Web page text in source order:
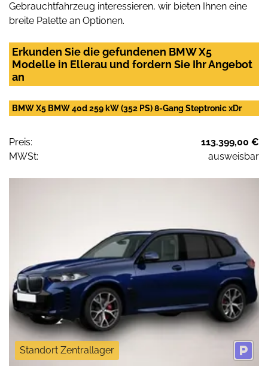
Gebrauchtfahrzeug interessieren, wir bieten Ihnen eine
breite Palette an Optionen.
Erkunden Sie die gefundenen BMW X5
Modelle in Ellerau und fordern Sie Ihr Angebot
an
BMW X5 BMW 40d 259 kW (352 PS) 8-Gang Steptronic xDr
Preis:
113.399,00 €
MWSt:
ausweisbar
Standort Zentrallager